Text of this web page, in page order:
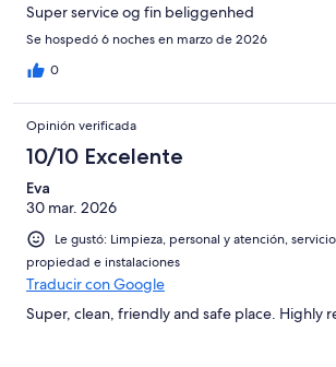
lentas. Si no eres exigente con la comida es
la zona comun es muy agradable.
Super service og fin beliggenhed
Se hospedó 6 noches en marzo de 2026
0
Opinión verificada
10/10 Excelente
Eva
30 mar. 2026
Le gustó: Limpieza, personal y atención,
propiedad e instalaciones
Traducir con Google
Super, clean, friendly and safe place. Highly